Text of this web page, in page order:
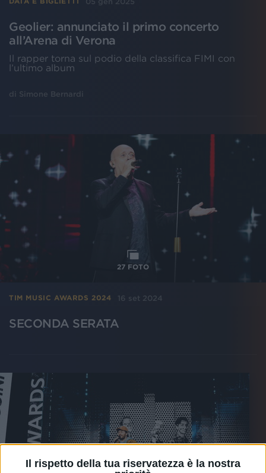
Il rispetto della tua riservatezza è la nostra
Geolier: annunciato il primo concerto
all’Arena di Verona
Il rapper torna sul podio della classifica FIMI con
l’ultimo album
di Simone Bernardi
TIM MUSIC AWARDS 2024 16 set 2024
SECONDA SERATA
27 FOTO